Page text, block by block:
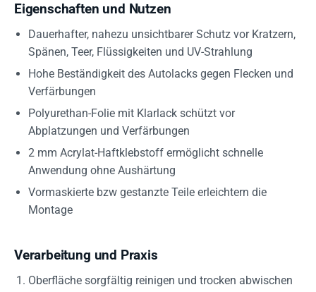
Eigenschaften und Nutzen
Dauerhafter, nahezu unsichtbarer Schutz vor Kratzern,
Spänen, Teer, Flüssigkeiten und UV-Strahlung
Hohe Beständigkeit des Autolacks gegen Flecken und
Verfärbungen
Polyurethan-Folie mit Klarlack schützt vor
Abplatzungen und Verfärbungen
2 mm Acrylat-Haftklebstoff ermöglicht schnelle
Anwendung ohne Aushärtung
Vormaskierte bzw gestanzte Teile erleichtern die
Montage
Verarbeitung und Praxis
Oberfläche sorgfältig reinigen und trocken abwischen